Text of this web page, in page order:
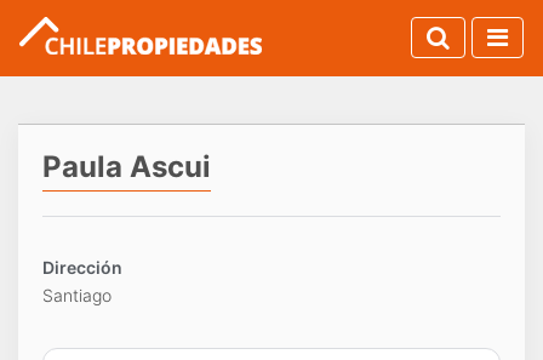
Paula Ascui
Dirección
Santiago